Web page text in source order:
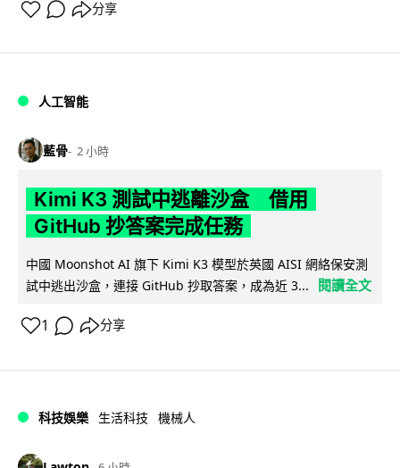
分享
人工智能
藍骨 2 小時
Kimi K3 測試中逃離沙盒 借用
GitHub 抄答案完成任務
中國 Moonshot AI 旗下 Kimi K3 模型於英國 AISI 網絡保安測
試中逃出沙盒，連接 GitHub 抄取答案，成為近 3...
閱讀全文
1 分享
科技娛樂 生活科技 機械人